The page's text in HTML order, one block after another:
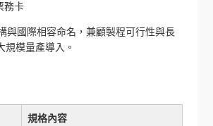
務卡
與國際相容命名，兼顧製程可行性與長
規模量產導入。
規格內容